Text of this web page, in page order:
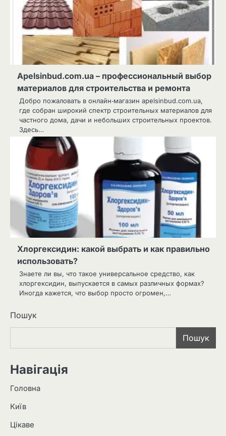
Apelsinbud.com.ua – профессиональный выбор
материалов для строительства и ремонта
Добро пожаловать в онлайн‑магазин apelsinbud.com.ua,
где собран широкий спектр строительных материалов для
частного дома, дачи и небольших строительных проектов.
Здесь…
Хлоргексидин: какой выбрать и как правильно
использовать?
Знаете ли вы, что такое универсальное средство, как
хлоргексидин, выпускается в самых различных формах?
Иногда кажется, что выбор просто огромен,…
Пошук
Пошук
Навігація
Головна
Київ
Цікаве